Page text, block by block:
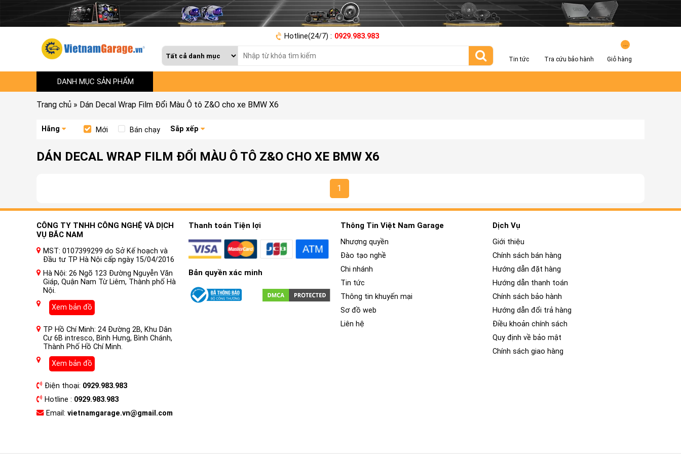
Hotline(24/7) : 0929.983.983
Tin tức Tra cứu bảo hành Giỏ hàng
DANH MỤC SẢN PHẨM
Trang chủ » Dán Decal Wrap Film Đổi Màu Ô tô Z&O cho xe BMW X6
Hãng Mới Bán chạy Sắp xếp
DÁN DECAL WRAP FILM ĐỔI MÀU Ô TÔ Z&O CHO XE BMW X6
1
CÔNG TY TNHH CÔNG NGHỆ VÀ DỊCH
VỤ BẮC NAM
MST: 0107399299 do Sở Kế hoạch và
Đầu tư TP Hà Nội cấp ngày 15/04/2016
Hà Nội: 26 Ngõ 123 Đường Nguyễn Văn
Giáp, Quận Nam Từ Liêm, Thành phố Hà
Nội.
Xem bản đồ
TP Hồ Chí Minh: 24 Đường 2B, Khu Dân
Cư 6B intresco, Bình Hưng, Bình Chánh,
Thành Phố Hồ Chí Minh.
Xem bản đồ
Điện thoại: 0929.983.983
Hotline : 0929.983.983
Email: vietnamgarage.vn@gmail.com
Thanh toán Tiện lợi
Bản quyền xác minh
Thông Tin Việt Nam Garage
Nhượng quyền
Đào tạo nghề
Chi nhánh
Tin tức
Thông tin khuyến mại
Sơ đồ web
Liên hệ
Dịch Vụ
Giới thiệu
Chính sách bán hàng
Hướng dẫn đặt hàng
Hướng dẫn thanh toán
Chính sách bảo hành
Hướng dẫn đổi trả hàng
Điều khoản chính sách
Quy định về bảo mật
Chính sách giao hàng